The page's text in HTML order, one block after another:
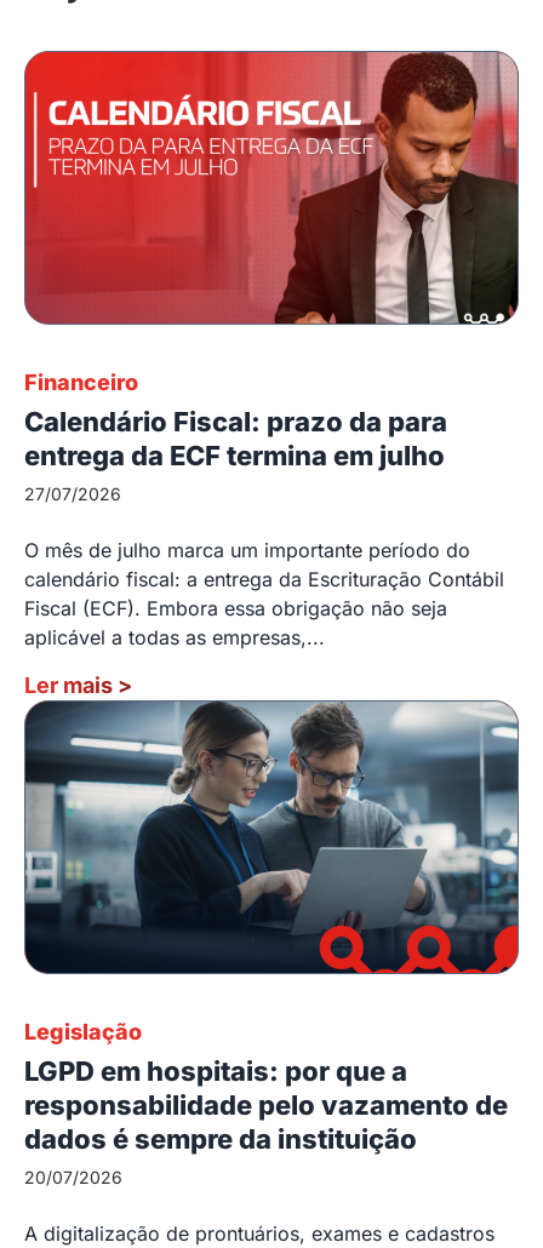
Financeiro
Calendário Fiscal: prazo da para
entrega da ECF termina em julho
27/07/2026
O mês de julho marca um importante período do
calendário fiscal: a entrega da Escrituração Contábil
Fiscal (ECF). Embora essa obrigação não seja
aplicável a todas as empresas,...
Ler mais >
Legislação
LGPD em hospitais: por que a
responsabilidade pelo vazamento de
dados é sempre da instituição
20/07/2026
A digitalização de prontuários, exames e cadastros